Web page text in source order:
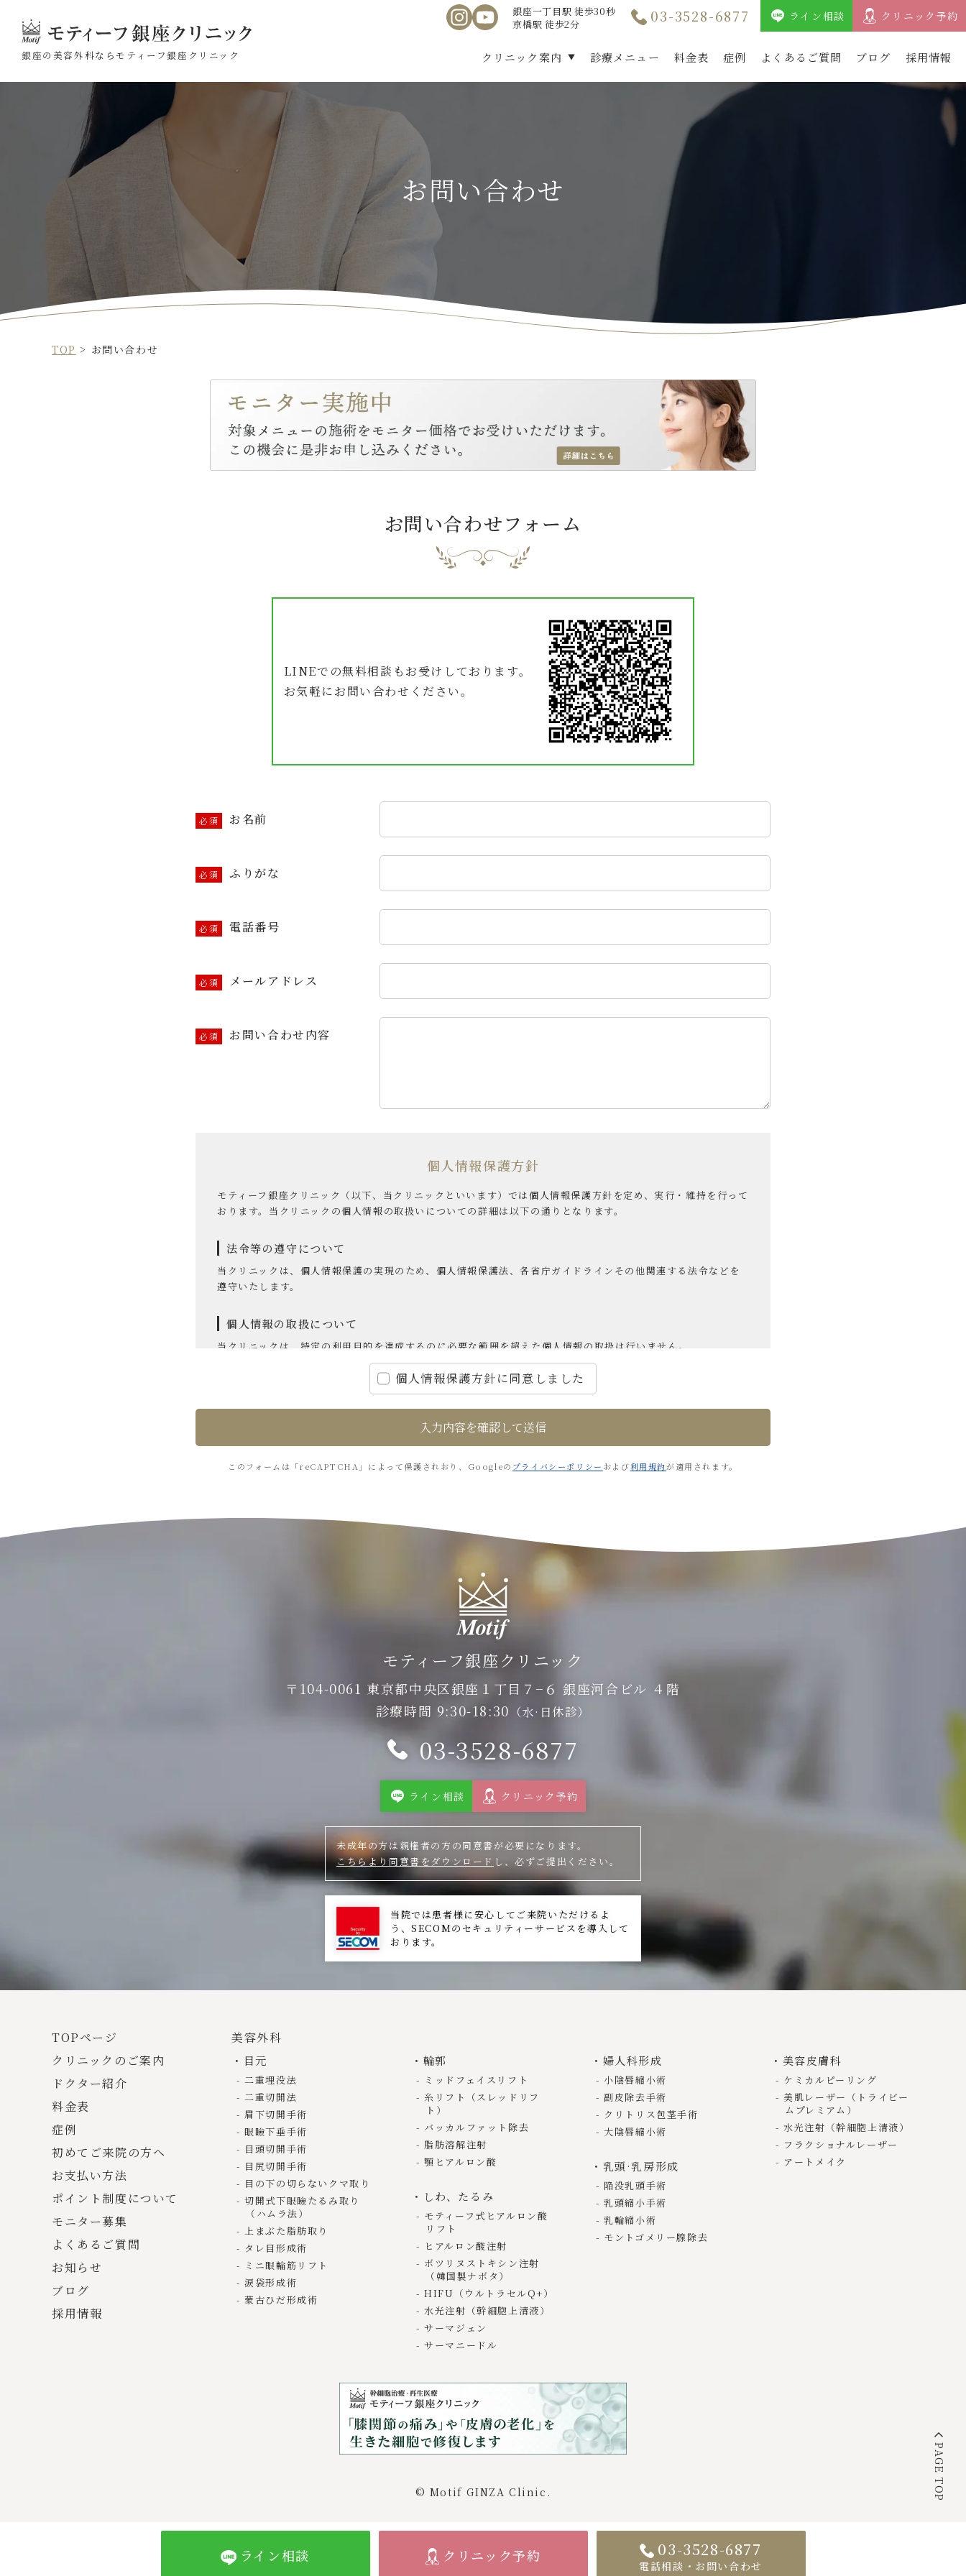
銀座の美容外科なら モティーフ銀座クリニック
銀座一丁目駅 徒歩30秒
京橋駅 徒歩2分
03-3528-6877 ライン相談 クリニック予約
クリニック案内 診療メニュー 料金表 症例 よくあるご質問 ブログ 採用情報
お問い合わせ
TOP > お問い合わせ
お問い合わせフォーム
LINEでの無料相談もお受けしております。
お気軽にお問い合わせください。
お名前
ふりがな
電話番号
メールアドレス
お問い合わせ内容
個人情報保護方針
モティーフ銀座クリニック（以下、当クリニックといいます）では個人情報保護方針を定め、実行・維持を行って
おります。当クリニックの個人情報の取扱いについての詳細は以下の通りとなります。
法令等の遵守について
当クリニックは、個人情報保護の実現のため、個人情報保護法、各省庁ガイドラインその他関連する法令などを
遵守いたします。
個人情報の取扱について
当クリニックは、特定の利用目的を達成するのに必要な範囲を超えた個人情報の取扱は行いません。
口頭等の方法で、適法かつ公正な手段を用いて取得いたします。なお、お客様の電話応対時においては、ご依
頼・ご意見・ご要望・お問い合せ内容などの正確な把握、今後のサービス向上のために社内にて情報を保管する
得た目的の範囲内でのみ利用いたします。
当クリニックは、お客様の個人情報の紛失、改ざん、不正アクセス又は漏洩等のリスクに対して、個人情報の安
全管理が図られるよう合理的な措置を講じます。また、個人情報の取り扱いの全部又は一部を委託する場合は、
委託先と適切な契約を交わし、個人情報の漏洩を防ぐよう必要かつ適切な監督を実施します。
ーバがご利用者のブラウザに「Cookie」と呼ばれるテキストファイルを送信することにより、ご利用者（ブラ
ウザ）を識別する業界標準の技術）を使用させていただくことがあります。「Cookie」の使用によって、「Co
「Cookie」がそれをサーバーに知らせ、ご利用者の趣向に適したコンテンツを表示することができるというメリ
することができますが、本サイトの機能またはサービスの一部がご利用になれない場合がございます。
Google Analyticsについて
本サイトでは、Googleによるアクセス解析ツール「Googleアナリティクス」を利用しています。
このGoogleアナリティクスはトラフィックデータ収集のためにCookieを使用しています。
このトラフィックデータは匿名で収集されており、個人を特定するものではありません。この機能はCookieを
無効にすることで収集を拒否することが出来ますので、お使いのブラウザの設定をご確認ください。
Cookieにより得られた情報は、当ウェブサイトでの閲覧履歴等をもとに、Googleアカウントにログインしてい
る場合、別端末・別ブラウザであっても、当クリニック提携の他社のウェブサイトに広告を表示することがあり
ただし、これらで得られたCookieは、Google社のプライバシーポリシー、当クリニックのプライバシーポリシ
Google Analyticsの利用規約：
https://marketingplatform.google.com/about/analytics/terms/jp/
Googleのプライバシーポリシー：
https://policies.google.com/privacy?hl=ja
外部サイトへのリンク
本サイトは、いくつかの外部サイトへのリンクを含みますが、個人情報共有は行っておりません。リンク先ウェ
ブサイトでの個人情報の収集に関して当クリニックは一切の責任を負いかねますので、予めご了承ください。
第三者への提供・開示
当クリニックは、法令に基づくなど正当な理由がある場合を除き、お客様のご承諾がない限りお客様からいただ
いた個人情報を第三者に提供または開示いたしません。
個人情報保護方針に同意しました
このフォームは「reCAPTCHA」によって保護されおり、Googleの プライバシーポリシー および利用規約が適用されます。
モティーフ銀座クリニック
〒104-0061 東京都中央区銀座１丁目７−６銀座河合ビル ４階
診療時間 9:30-18:30 （水·日休診）
03-3528-6877
ライン相談 クリニック予約
未成年の方は親権者の方の同意書が必要になります。
こちらより同意書をダウンロード し、必ずご提出ください。
当院では患者様に安心してご来院いただけるよ
う、SECOMのセキュリティーサービスを導入して
おります。
TOPページ
クリニックのご案内
ドクター紹介
料金表
症例
初めてご来院の方へ
お支払い方法
ポイント制度について
モニター募集
よくあるご質問
お知らせ
ブログ
採用情報
美容外科
目元
二重埋没法
二重切開法
眉下切開手術
眼瞼下垂手術
目頭切開手術
目尻切開手術
目の下の切らないクマ取り
切開式下眼瞼たるみ取り
（ハムラ法）
上まぶた脂肪取り
タレ目形成術
ミニ眼輪筋リフト
涙袋形成術
蒙古ひだ形成術
輪郭
ミッドフェイスリフト
糸リフト（スレッドリフ
ト）
バッカルファット除去
脂肪溶解注射
顎ヒアルロン酸
しわ、たるみ
モティーフ式ヒアルロン酸
リフト
ヒアルロン酸注射
ボツリヌストキシン注射
（韓国製ナボタ）
HIFU（ウルトラセルQ+）
水光注射（幹細胞上清液）
サーマジェン
サーマニードル
婦人科形成
小陰唇縮小術
副皮除去手術
クリトリス包茎手術
大陰唇縮小術
乳頭·乳房形成
陥没乳頭手術
乳頭縮小手術
乳輪縮小術
モントゴメリー腺除去
美容皮膚科
ケミカルピーリング
美肌レーザー（トライビー
ムプレミアム）
水光注射（幹細胞上清液）
フラクショナルレーザー
アートメイク
© Motif GINZA Clinic.
ライン相談 クリニック予約 03-3528-6877
電話相談・お問い合わせ
PAGE TOP